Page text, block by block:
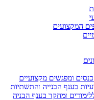
המקצועים
ומפגשים מקצועיים
בענף הבנייה והתשתיות
ומחקר בענף הבניה